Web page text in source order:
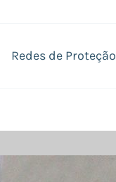
Redes de Proteção